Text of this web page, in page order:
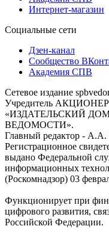
Интернет-магазин
Социальные сети
Дзен-канал
Сообщество
Академия СПВ
Сетевое издание
Учредитель
«ИЗДАТЕЛЬСКИЙ
ВЕДОМОСТИ».
Главный редактор - А.А.
Регистрационное
выдано Федеральной
информационных
(Роскомнадзор) 03
Функционирует при
цифрового развития,
Российской Федерации.